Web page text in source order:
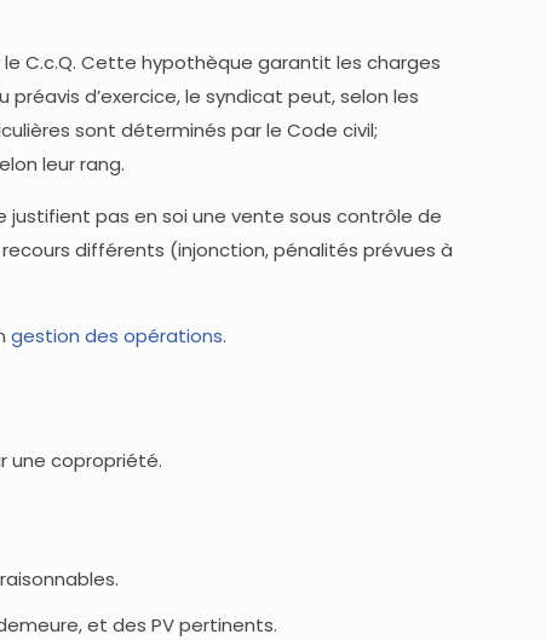
C.c.Q. Cette hypothèque garantit les charges
d’exercice, le syndicat peut, selon les
sont déterminés par le Code civil;
leur rang.
justifient pas en soi une vente sous contrôle de
différents (injonction, pénalités prévues à
gestion des opérations.
une copropriété.
et des PV pertinents.